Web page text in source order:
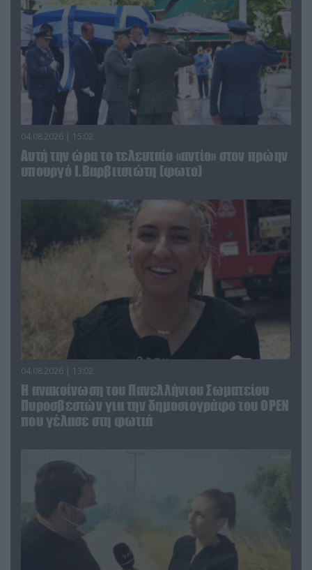
04.08.2026 | 15:02
Αυτή την ώρα το τελευταίο «αντίο» στον πρώην
υπουργό Ι.Βαρβιτσιώτη (φωτο)
04.08.2026 | 13:02
Η ανακοίνωση του Πανελλήνιου Σωματείου
Πυροσβεστών για την δημοσιογράφο του OPEN
που γέλασε στη φωτιά